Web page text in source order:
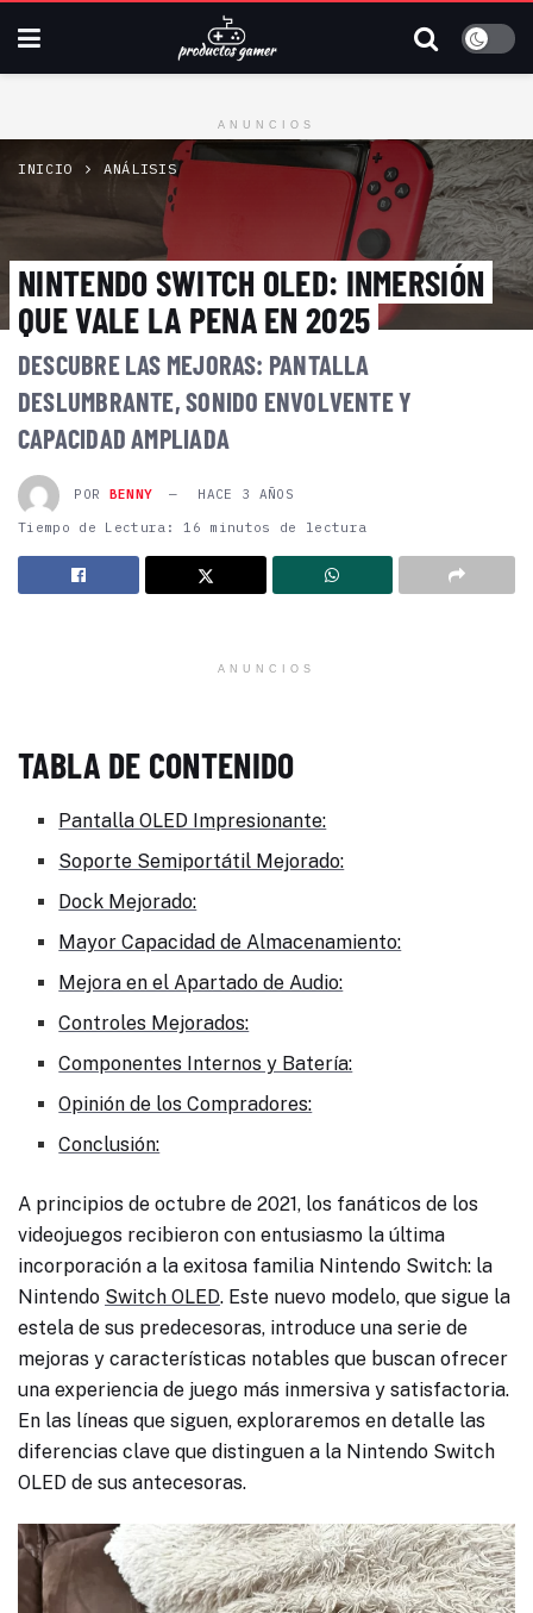
ANUNCIOS
INICIO ANÁLISIS
NINTENDO SWITCH OLED: INMERSIÓN
QUE VALE LA PENA EN 2025
DESCUBRE LAS MEJORAS: PANTALLA
DESLUMBRANTE, SONIDO ENVOLVENTE Y
CAPACIDAD AMPLIADA
POR BENNY
HACE 3 AÑOS
Tiempo de Lectura: 16 minutos de lectura
ANUNCIOS
TABLA DE CONTENIDO
Pantalla OLED Impresionante:
Soporte Semiportátil Mejorado:
Dock Mejorado:
Mayor Capacidad de Almacenamiento:
Mejora en el Apartado de Audio:
Controles Mejorados:
Componentes Internos y Batería:
Opinión de los Compradores:
Conclusión:
A principios de octubre de 2021, los fanáticos de los
videojuegos recibieron con entusiasmo la última
incorporación a la exitosa familia Nintendo Switch: la
Nintendo Switch OLED. Este nuevo modelo, que sigue la
estela de sus predecesoras, introduce una serie de
mejoras y características notables que buscan ofrecer
una experiencia de juego más inmersiva y satisfactoria.
En las líneas que siguen, exploraremos en detalle las
diferencias clave que distinguen a la Nintendo Switch
OLED de sus antecesoras.